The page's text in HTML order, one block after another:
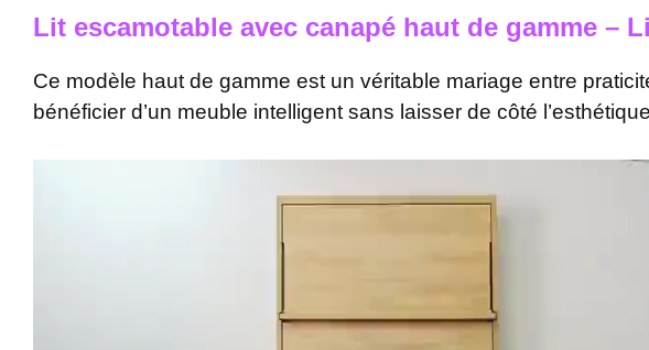
Lit escamotable avec canapé haut de gamme –
Ce modèle haut de gamme est un véritable mariage entre
bénéficier d’un meuble intelligent sans laisser de côté